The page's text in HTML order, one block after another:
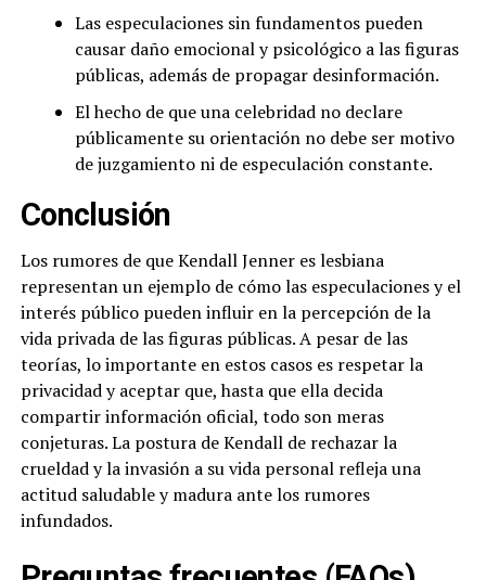
Las especulaciones sin fundamentos pueden
causar daño emocional y psicológico a las figuras
públicas, además de propagar desinformación.
El hecho de que una celebridad no declare
públicamente su orientación no debe ser motivo
de juzgamiento ni de especulación constante.
Conclusión
Los rumores de que Kendall Jenner es lesbiana
representan un ejemplo de cómo las especulaciones y el
interés público pueden influir en la percepción de la
vida privada de las figuras públicas. A pesar de las
teorías, lo importante en estos casos es respetar la
privacidad y aceptar que, hasta que ella decida
compartir información oficial, todo son meras
conjeturas. La postura de Kendall de rechazar la
crueldad y la invasión a su vida personal refleja una
actitud saludable y madura ante los rumores
infundados.